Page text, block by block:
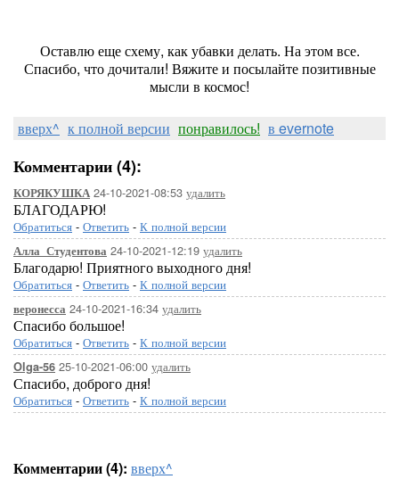
Оставлю еще схему, как убавки делать. На этом все.
Спасибо, что дочитали! Вяжите и посылайте позитивные
мысли в космос!
вверх^ к полной версии понравилось! в evernote
Комментарии (4):
КОРЯКУШКА 24-10-2021-08:53 удалить
БЛАГОДАРЮ!
Обратиться - Ответить - К полной версии
Алла_Студентова 24-10-2021-12:19 удалить
Благодарю! Приятного выходного дня!
Обратиться - Ответить - К полной версии
веронесса 24-10-2021-16:34 удалить
Спасибо большое!
Обратиться - Ответить - К полной версии
Olga-56 25-10-2021-06:00 удалить
Спасибо, доброго дня!
Обратиться - Ответить - К полной версии
Комментарии (4): вверх^